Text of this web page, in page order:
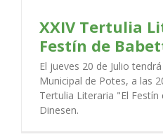
XXIV Tertulia
Festín de
El jueves 20 de Julio
Municipal de Potes, a las
Tertulia Literaria "El
Dinesen.